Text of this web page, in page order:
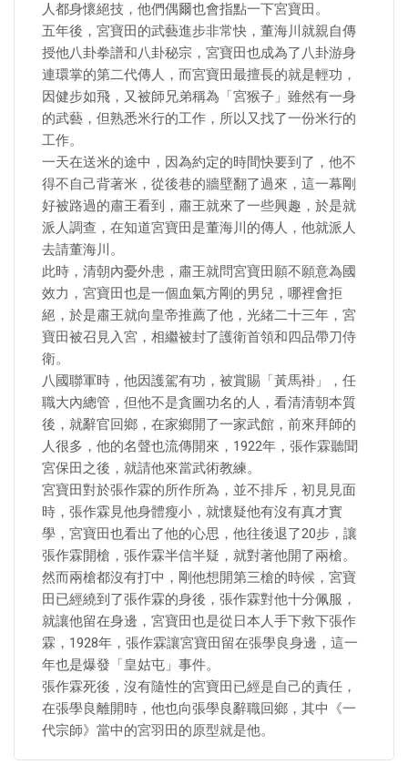
人都身懷絕技，他們偶爾也會指點一下宮寶田。
五年後，宮寶田的武藝進步非常快，董海川就親自傳
授他八卦拳譜和八卦秘宗，宮寶田也成為了八卦游身
連環掌的第二代傳人，而宮寶田最擅長的就是輕功，
因健步如飛，又被師兄弟稱為「宮猴子」雖然有一身
的武藝，但熟悉米行的工作，所以又找了一份米行的
工作。
一天在送米的途中，因為約定的時間快要到了，他不
得不自己背著米，從後巷的牆壁翻了過來，這一幕剛
好被路過的肅王看到，肅王就來了一些興趣，於是就
派人調查，在知道宮寶田是董海川的傳人，他就派人
去請董海川。
此時，清朝內憂外患，肅王就問宮寶田願不願意為國
效力，宮寶田也是一個血氣方剛的男兒，哪裡會拒
絕，於是肅王就向皇帝推薦了他，光緒二十三年，宮
寶田被召見入宮，相繼被封了護衛首領和四品帶刀侍
衛。
八國聯軍時，他因護駕有功，被賞賜「黃馬褂」，任
職大內總管，但他不是貪圖功名的人，看清清朝本質
後，就辭官回鄉，在家鄉開了一家武館，前來拜師的
人很多，他的名聲也流傳開來，1922年，張作霖聽聞
宮保田之後，就請他來當武術教練。
宮寶田對於張作霖的所作所為，並不排斥，初見見面
時，張作霖見他身體瘦小，就懷疑他有沒有真才實
學，宮寶田也看出了他的心思，他往後退了20步，讓
張作霖開槍，張作霖半信半疑，就對著他開了兩槍。
然而兩槍都沒有打中，剛他想開第三槍的時候，宮寶
田已經繞到了張作霖的身後，張作霖對他十分佩服，
就讓他留在身邊，宮寶田也是從日本人手下救下張作
霖，1928年，張作霖讓宮寶田留在張學良身邊，這一
年也是爆發「皇姑屯」事件。
張作霖死後，沒有隨性的宮寶田已經是自己的責任，
在張學良離開時，他也向張學良辭職回鄉，其中《一
代宗師》當中的宮羽田的原型就是他。